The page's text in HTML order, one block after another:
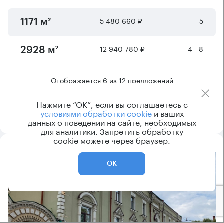
1171 м² 5 480 660 ₽ 5
2928 м² 12 940 780 ₽ 4 - 8
Отображается 6 из12 предложений
Показать ещё
Нажмите “ОК”, если вы соглашаетесь с
условиями обработки cookieи ваших
данных о поведении на сайте, необходимых
для аналитики. Запретить обработку
cookie можете через браузер.
ОК